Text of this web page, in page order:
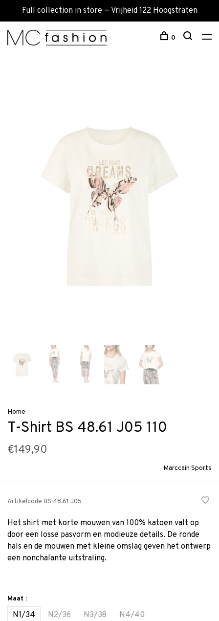
Full collection in store — Vrijheid 122 Hoogstraten
0
Home
T-Shirt BS 48.61 J05 110
€149,90
Marccain Sports
Artikelcode BS 48.61 J05
Het shirt met korte mouwen van 100% katoen valt op
door een losse pasvorm en modieuze details. De ronde
hals en de mouwen met kleine omslag geven het ontwerp
een nonchalante uitstraling.
Maat :
N1/34 N2/36 N3/38
N4/40